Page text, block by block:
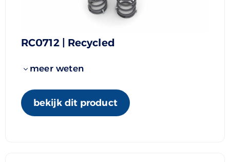
RC0712 | Recycled
meer weten
bekijk dit product